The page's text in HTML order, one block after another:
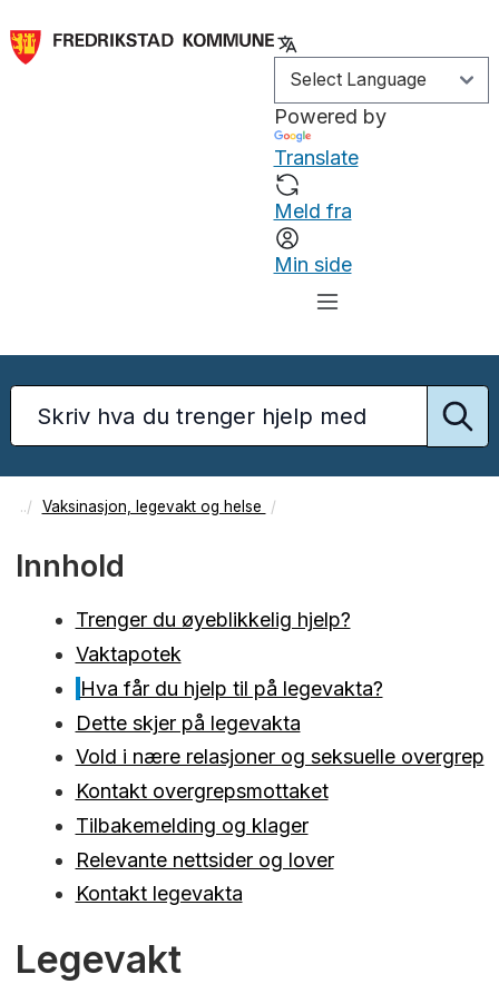
Powered by
Translate
Meld fra
Min side
Vaksinasjon, legevakt og helse
Innhold
Trenger du øyeblikkelig hjelp?
Vaktapotek
Hva får du hjelp til på legevakta?
Dette skjer på legevakta
Vold i nære relasjoner og seksuelle overgrep
Kontakt overgrepsmottaket
Tilbakemelding og klager
Relevante nettsider og lover
Kontakt legevakta
Legevakt